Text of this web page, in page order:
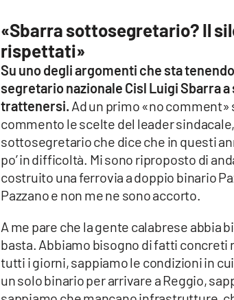
«Sbarra sottosegretario? Il
rispettati»
Su uno degli argomenti che sta
segretario nazionale Cisl Luigi Sbarra
trattenersi. Ad un primo «no
commento le scelte del leader
sottosegretario che dice che in questi
po’ in difficoltà. Mi sono riproposto di
costruito una ferrovia a doppio binario
Pazzano e non me ne sono accorto.
A me pare che la gente calabrese
basta. Abbiamo bisogno di fatti concreti
tutti i giorni, sappiamo le condizioni in
un solo binario per arrivare a Reggio,